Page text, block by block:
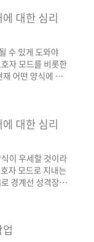
가 많기 때문에
가시키는 것이
치료자와의 라포
과잉보상의 방식
대한 심리
수 있게 도와야
자 모드를 비롯한
어떤 양식에 놓
선 성격장애 환자
말미에 치료자의
면서 찔리는 부분
든지 간에 분리된
환자가 자신의
우를 범하기도 쉽
양식, 이를 테면
대한 심리
이 우세할 것이라
자 모드로 지내는
경계선 성격장애
보일 수 있음.
분리되어 있다
성난 아동이나